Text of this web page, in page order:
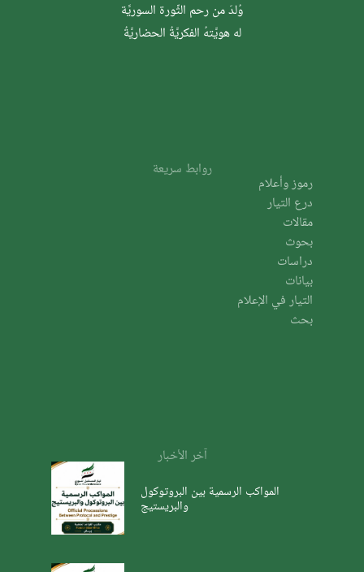
وُلدَ من رحم الثَّورة السوريَّة
له هويَّتهُ الفكريَّةُ الحضاريَّةُ
روابط سريعة
رموز وأعلام
درع التيار
مقالات
بحوث
دراسات
بيانات
التيار في الإعلام
بحث
آخر الأخبار
المواكب الرسمية بين البروتوكول
والبريستيج